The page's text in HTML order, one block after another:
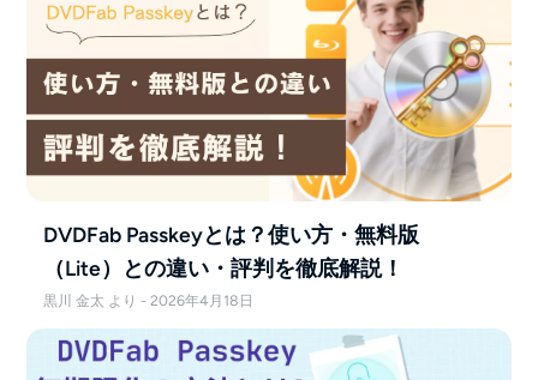
DVDFab Passkeyとは？使い方・無料版
（Lite）との違い・評判を徹底解説！
黒川 金太 より - 2026年4月18日